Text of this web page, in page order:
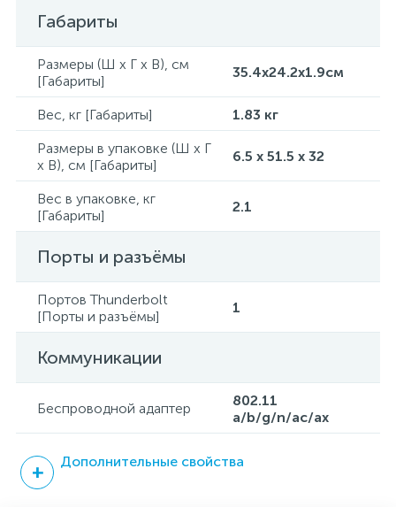
Габариты
Размеры (Ш x Г x В), см
[Габариты]
35.4x24.2x1.9см
Вес, кг [Габариты]
1.83 кг
Размеры в упаковке (Ш x Г
x В), см [Габариты]
6.5 x 51.5 x 32
Вес в упаковке, кг
[Габариты]
2.1
Порты и разъёмы
Портов Thunderbolt
[Порты и разъёмы]
1
Коммуникации
Беспроводной адаптер
802.11
a/b/g/n/ac/ax
Дополнительные свойства